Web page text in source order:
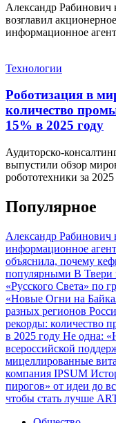
Александр Рабинович
возглавил
информационное
Технологии
Роботизация в
количество
15% в 2025 году
Аудиторско-
выпустили обзор
робототехники за
Популярное
Александр Рабинович
информационное
объяснила, почему
популярными В Твери
«Русского Света» по
«Новые Огни на
разных регионов
рекорды: количество
в 2025 году Не одна:
всероссийской
мицеллированные
компания IPSUM
пирогов» от идеи до
чтобы стать лучше